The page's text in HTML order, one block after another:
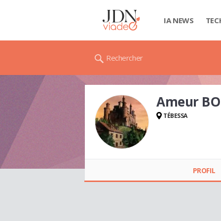
IA NEWS
Rechercher
Ameur
TÉBESSA
PROFIL